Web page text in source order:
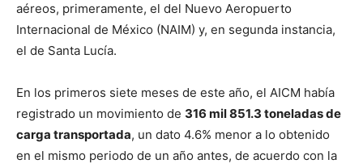
aéreos, primeramente, el del Nuevo Aeropuerto
Internacional de México (NAIM) y, en segunda instancia,
el de Santa Lucía.
En los primeros siete meses de este año, el AICM había
registrado un movimiento de 316 mil 851.3 toneladas de
carga transportada, un dato 4.6% menor a lo obtenido
en el mismo periodo de un año antes, de acuerdo con la